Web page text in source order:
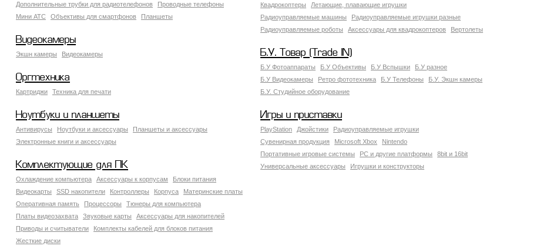
Дополнительные трубки для радиотелефонов
Проводные телефоны
Мини АТС
Объективы для смартфонов Планшеты
Квадрокоптеры
Летающие, плавающие игрушки
Радиоуправляемые машины
Радиоуправляемые игрушки разные
Радиоуправляемые роботы
Аксессуары для квадрокоптеров Вертолеты
Видеокамеры
Экшн камеры Видеокамеры Б.У. Товар (Trade IN)
Б.У Фотоаппараты Б.У Объективы Б.У Вспышки
Б.У разное
Б.У Видеокамеры
Ретро фототехника Б.У Телефоны
Б.У. Экшн камеры
Б.У. Студийное оборудование
Оргтехника
Картриджи Техника для печати
Ноутбуки и планшеты
Антивирусы Ноутбуки и аксессуары
Планшеты и аксессуары
Электронные книги и аксессуары
Игры и приставки
PlayStation Джойстики
Радиоуправляемые игрушки
Сувенирная продукция
Microsoft Xbox
Nintendo
Портативные игровые системы
PC и другие платформы
8bit и 16bit
Универсальные аксессуары
Игрушки и конструкторы
Комплектующие для ПК
Охлаждение компьютера Аксессуары к корпусам
Блоки питания
Видеокарты
SSD накопители Контроллеры Корпуса
Материнские платы
Оперативная память
Процессоры
Тюнеры для компьютера
Платы видеозахвата
Звуковые карты
Аксессуары для накопителей
Приводы и считыватели
Комплекты кабелей для блоков питания
Жесткие диски